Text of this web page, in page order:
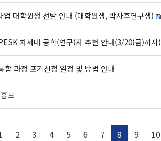
대학원생 선발 안내 (대학원생, 박사후연구생)
차세대 공학(연구)자 추천 안내(3/20(금)까지)
합 과정 포기신청 일정 및 방법 안내
보
2 3 4 5 6 7 8 9 10